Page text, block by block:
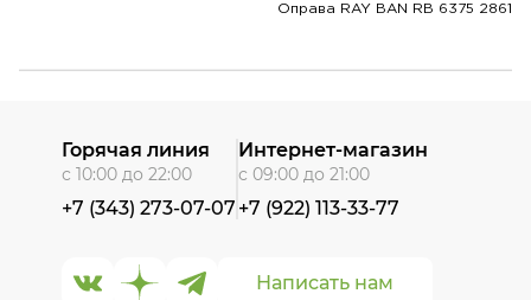
Оправа RAY BAN RB 6375 2861
Написать нам
Горячая линия
с 10:00 до 22:00
+7 (343) 273-07-07
Интернет-магазин
с 09:00 до 21:00
+7 (922) 113-33-77